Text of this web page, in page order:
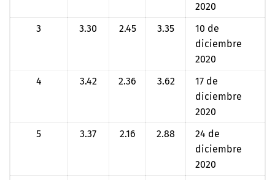
2020
3
3.30 2.45 3.35
10 de
diciembre
2020
4
3.42 2.36 3.62
17 de
diciembre
2020
5
3.37 2.16 2.88
24 de
diciembre
2020